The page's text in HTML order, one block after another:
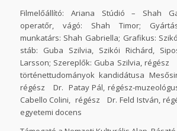
Filmelőállító: Ariana Stúdió – Shah
operatőr, vágó: Shah Timor;
munkatárs: Shah Gabriella; Grafikus:
stáb: Guba Szilvia, Szikói Richárd,
Larsson; Szereplők: Guba Szilvia,
történettudományok kandidátusa
régész Dr. Patay Pál, régész-
Cabello Colini, régész Dr. Feld István,
egyetemi docens